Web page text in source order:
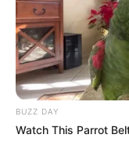
BUZZ DAY
Watch This Parrot